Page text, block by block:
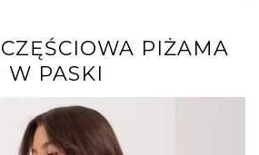
PIŻAMA
W PASKI